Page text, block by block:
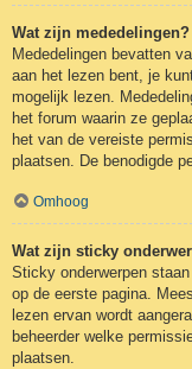
Wat zijn mededelingen?
Mededelingen bevatten
aan het lezen bent, je
mogelijk lezen.
het forum waarin ze
het van de vereiste
plaatsen. De benodigde
Omhoog
Wat zijn sticky
Sticky onderwerpen
op de eerste pagina.
lezen ervan wordt
beheerder welke
plaatsen.